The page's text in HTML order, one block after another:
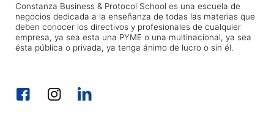
Constanza Business & Protocol School es una escuela de
negocios dedicada a la enseñanza de todas las materias que
deben conocer los directivos y profesionales de cualquier
empresa, ya sea esta una PYME o una multinacional, ya sea
ésta pública o privada, ya tenga ánimo de lucro o sin él.